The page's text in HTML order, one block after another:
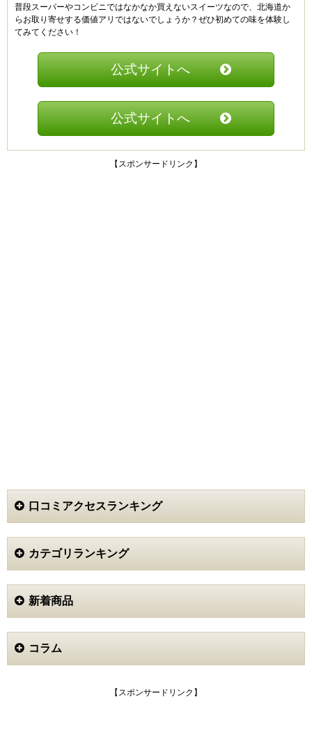
普段スーパーやコンビニではなかなか買えないスイーツなので、北海道か
らお取り寄せする価値アリではないでしょうか？ぜひ初めての味を体験し
てみてください！
公式サイトへ
公式サイトへ
【スポンサードリンク】
口コミアクセスランキング
カテゴリランキング
新着商品
コラム
【スポンサードリンク】